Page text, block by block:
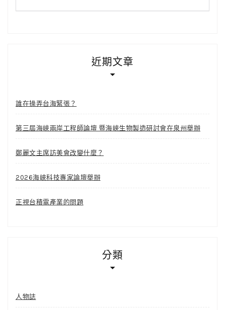
近期文章
誰在操弄台海緊張？
第三屆海峽兩岸工程師論壇 暨海峽生物製造研討會在泉州舉辦
鄭麗文主席訪美會改變什麼？
2026海峽科技專家論壇舉辦
正視台積電產業的問題
分類
人物誌